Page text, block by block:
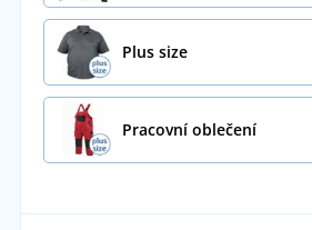
Plus size
Pracovní oblečení